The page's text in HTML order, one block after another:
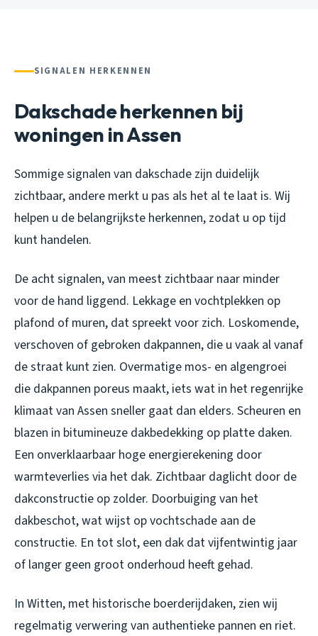
SIGNALEN HERKENNEN
Dakschade herkennen bij
woningen in Assen
Sommige signalen van dakschade zijn duidelijk
zichtbaar, andere merkt u pas als het al te laat is. Wij
helpen u de belangrijkste herkennen, zodat u op tijd
kunt handelen.
De acht signalen, van meest zichtbaar naar minder
voor de hand liggend. Lekkage en vochtplekken op
plafond of muren, dat spreekt voor zich. Loskomende,
verschoven of gebroken dakpannen, die u vaak al vanaf
de straat kunt zien. Overmatige mos- en algengroei
die dakpannen poreus maakt, iets wat in het regenrijke
klimaat van Assen sneller gaat dan elders. Scheuren en
blazen in bitumineuze dakbedekking op platte daken.
Een onverklaarbaar hoge energierekening door
warmteverlies via het dak. Zichtbaar daglicht door de
dakconstructie op zolder. Doorbuiging van het
dakbeschot, wat wijst op vochtschade aan de
constructie. En tot slot, een dak dat vijfentwintig jaar
of langer geen groot onderhoud heeft gehad.
In Witten, met historische boerderijdaken, zien wij
regelmatig verwering van authentieke pannen en riet.